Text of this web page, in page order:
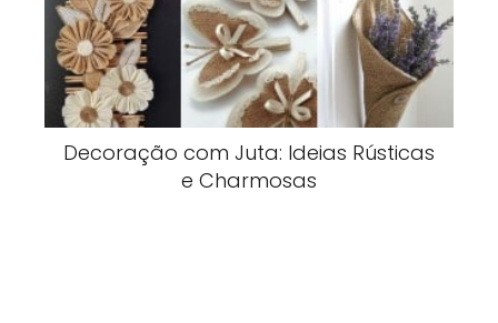
Decoração com Juta: Ideias Rústicas
e Charmosas